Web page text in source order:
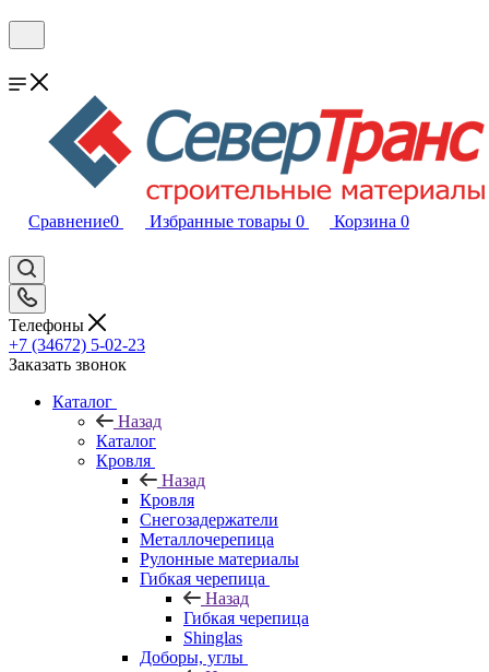
Сравнение0 Избранные товары 0 Корзина 0
Телефоны
+7 (34672) 5-02-23
Заказать звонок
Каталог
Назад
Каталог
Кровля
Назад
Кровля
Снегозадержатели
Металлочерепица
Рулонные материалы
Гибкая черепица
Назад
Гибкая черепица
Shinglas
Доборы, углы